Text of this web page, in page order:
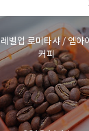
레벨업 로미타샤 / 엠아
커피